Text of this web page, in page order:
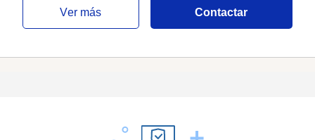
ver más Contactar